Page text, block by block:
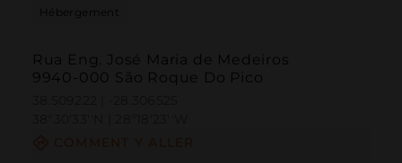
Hébergement
Rua Eng. José Maria de Medeiros
9940-000 São Roque Do Pico